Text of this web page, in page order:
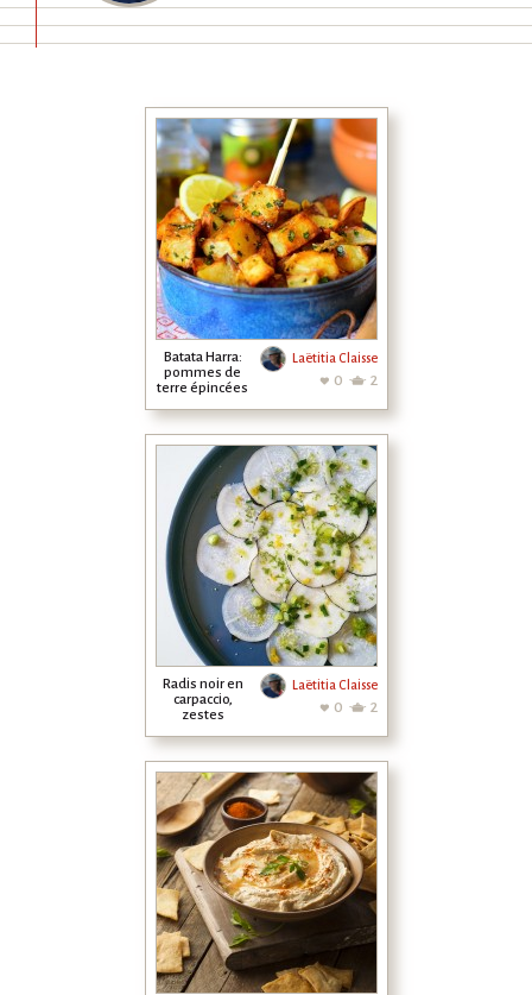
Batata Harra:
pommes de
terre épincées
Laëtitia Claisse
0 2
Radis noir en
carpaccio,
zestes
Laëtitia Claisse
0 2